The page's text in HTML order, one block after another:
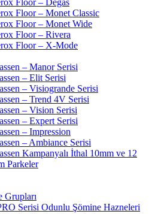
Floor – Degas
Floor – Monet Classic
Floor – Monet Wide
Floor – Rivera
Floor – X-Mode
– Manor Serisi
– Elit Serisi
– Visiogrande Serisi
– Trend 4V Serisi
– Vision Serisi
– Expert Serisi
– Impression
– Ambiance Serisi
Kampanyalı İthal 10mm ve 12
Parkeler
Grupları
Serisi Odunlu Şömine Hazneleri